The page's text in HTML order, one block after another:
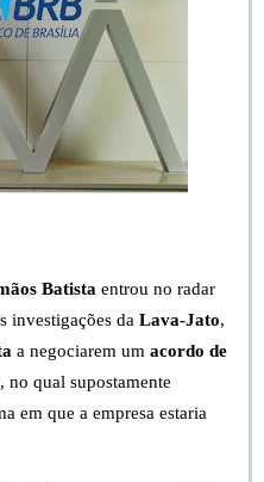
Batista entrou no radar
investigações da Lava-Jato,
a negociarem um acordo de
no qual supostamente
em que a empresa estaria